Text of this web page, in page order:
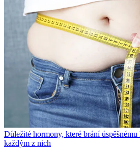
Důležité hormony, které brání
každým z nich